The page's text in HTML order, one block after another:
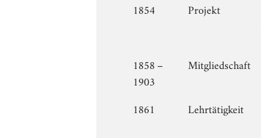
1854 Projekt
1858 –
1903
Mitgliedschaft
1861 Lehrtätigkeit